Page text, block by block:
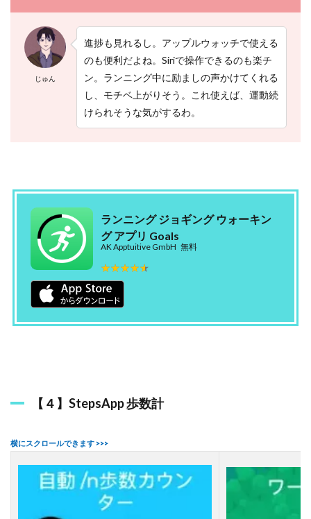
じゅん
進捗も見れるし。アップルウォッチで使える
のも便利だよね。Siriで操作できるのも楽チ
ン。ランニング中に励ましの声かけてくれる
し、モチベ上がりそう。これ使えば、運動続
けられそうな気がするわ。
ランニング ジョギング ウォーキン
グ アプリ Goals
AK Apptuitive GmbH 無料
★★★★★
★★★★★
【４】StepsApp 歩数計